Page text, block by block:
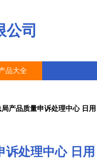
公司
品大全
局产品质量申诉处理中心 日用
诉处理中心 日用